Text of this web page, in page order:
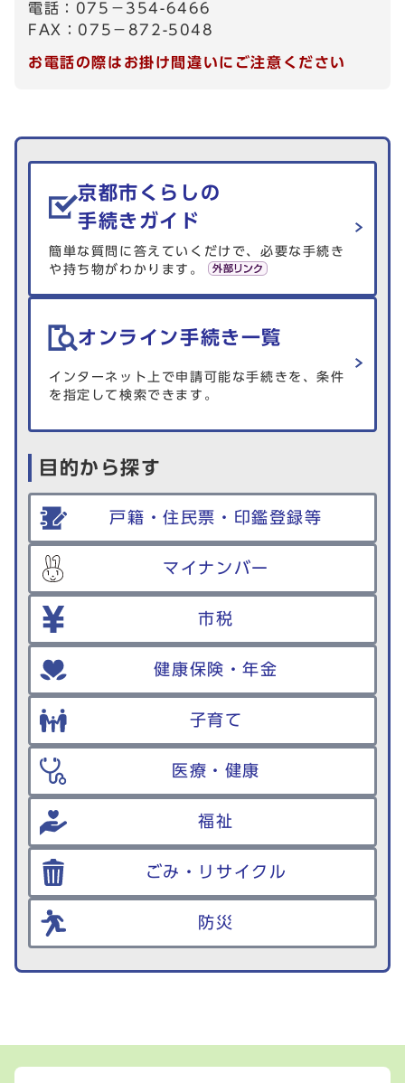
電話：075－354-6466
FAX：075－872-5048
お電話の際はお掛け間違いにご注意ください
生活情報を探す
京都市くらしの
手続きガイド
簡単な質問に答えていくだけで、必要な手続き
や持ち物がわかります。
オンライン手続き一覧
インターネット上で申請可能な手続きを、条件
を指定して検索できます。
目的から探す
戸籍・住民票・印鑑登録等
マイナンバー
市税
健康保険・年金
子育て
医療・健康
福祉
ごみ・リサイクル
防災